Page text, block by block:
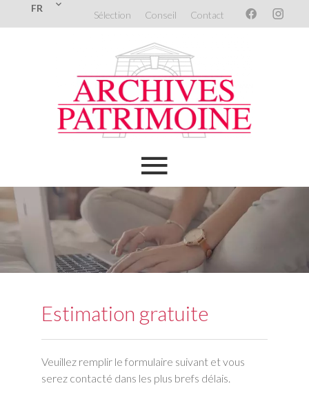
FR
Sélection Conseil Contact
Estimation gratuite
Veuillez remplir le formulaire suivant et vous
serez contacté dans les plus brefs délais.